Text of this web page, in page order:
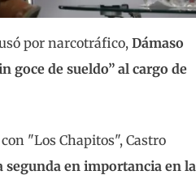
por narcotráfico, Dámaso
goce de sueldo” al cargo de
"Los Chapitos", Castro
segunda en importancia en la